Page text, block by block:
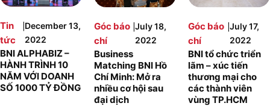
Tin
tức
|December 13,
2022
BNI ALPHABIZ –
HÀNH TRÌNH 10
NĂM VỚI DOANH
SỐ 1000 TỶ ĐỒNG
Góc báo
chí
|July 18,
2022
Business
Matching BNI Hồ
Chí Minh: Mở ra
nhiều cơ hội sau
đại dịch
Góc báo
chí
|July 17,
2022
BNI tổ chức triển
lãm – xúc tiến
thương mại cho
các thành viên
vùng TP.HCM